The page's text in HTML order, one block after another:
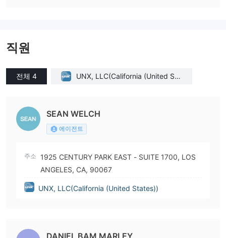
직원
전체 4
UNX, LLC(California (United Sta
SEAN WELCH
에이전트
주소
1925 CENTURY PARK EAST - SUITE 1700, LOS
ANGELES, CA, 90067
UNX, LLC(California (United States))
DANIEL BAM MARLEY